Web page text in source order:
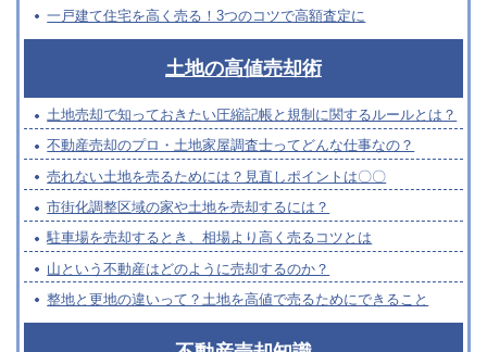
一戸建て住宅を高く売る！3つのコツで高額査定に
土地の高値売却術
土地売却で知っておきたい圧縮記帳と規制に関するルールとは？
不動産売却のプロ・土地家屋調査士ってどんな仕事なの？
売れない土地を売るためには？見直しポイントは〇〇
市街化調整区域の家や土地を売却するには？
駐車場を売却するとき、相場より高く売るコツとは
山という不動産はどのように売却するのか？
整地と更地の違いって？土地を高値で売るためにできること